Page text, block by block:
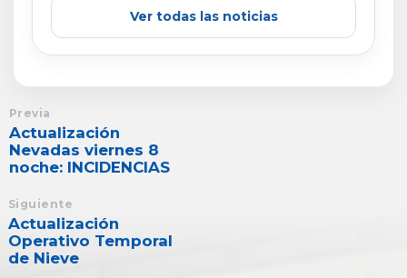
Ver todas las noticias
Previa
Actualización
Nevadas viernes 8
noche: INCIDENCIAS
Siguiente
Actualización
Operativo Temporal
de Nieve